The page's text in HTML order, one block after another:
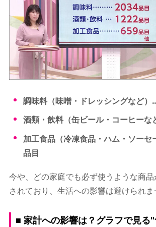
調味料（味噌・ドレッシングなど）
酒類・飲料（缶ビール・コーヒーな
加工食品（冷凍食品・ハム・ソーセ
品目
今や、どの家庭でも必ず使うような商
されており、生活への影響は避けられま
■ 家計への影響は？グラフで見る